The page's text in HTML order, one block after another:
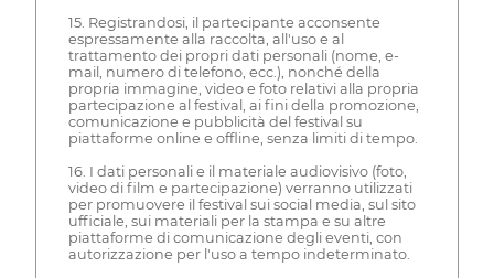
15. Registrandosi, il partecipante acconsente
espressamente alla raccolta, all'uso e al
trattamento dei propri dati personali (nome, e-
mail, numero di telefono, ecc.), nonché della
propria immagine, video e foto relativi alla propria
partecipazione al festival, ai fini della promozione,
comunicazione e pubblicità del festival su
piattaforme online e offline, senza limiti di tempo.
16. I dati personali e il materiale audiovisivo (foto,
video di film e partecipazione) verranno utilizzati
per promuovere il festival sui social media, sul sito
ufficiale, sui materiali per la stampa e su altre
piattaforme di comunicazione degli eventi, con
autorizzazione per l'uso a tempo indeterminato.